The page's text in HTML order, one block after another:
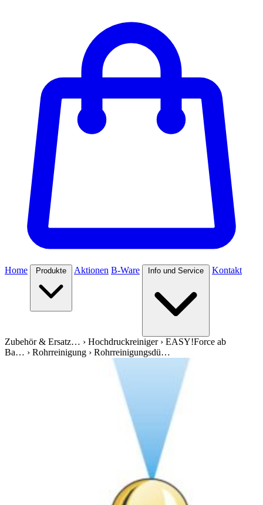
Home Produkte Aktionen B-Ware Info und Service Kontakt
Zubehör & Ersatz… › Hochdruckreiniger› EASY!Force ab
Ba… › Rohrreinigung › Rohrreinigungsdü…